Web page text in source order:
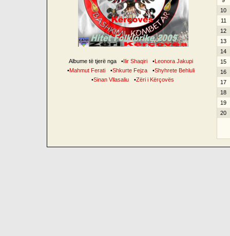
Albume të tjerë nga •Ilir Shaqiri •Leonora Jakupi
•Mahmut Ferati •Shkurte Fejza •Shyhrete Behluli
•Sinan Vllasaliu •Zëri i Kërçovës
10
11
12
13
14
15
16
17
18
19
20